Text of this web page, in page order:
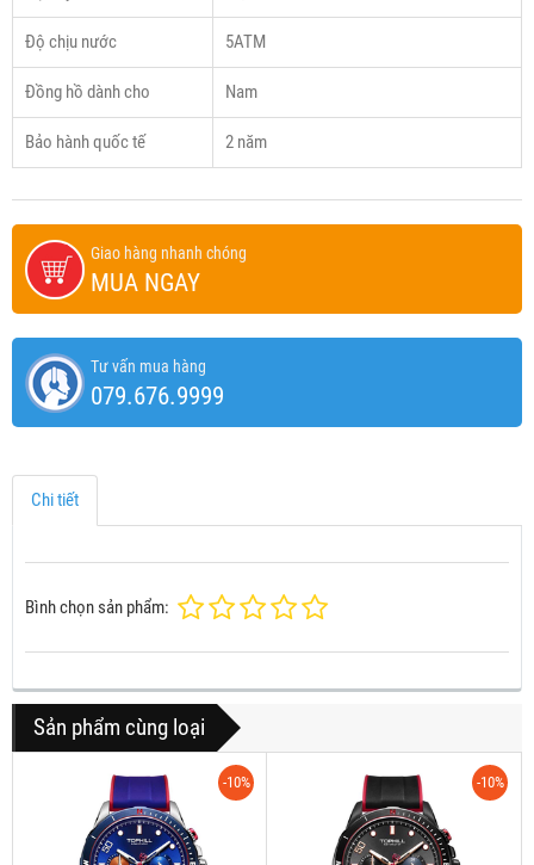
Độ chịu nước 5ATM
Đồng hồ dành cho Nam
Bảo hành quốc tế 2 năm
Giao hàng nhanh chóng
MUA NGAY
Tư vấn mua hàng
079.676.9999
Chi tiết
Bình chọn sản phẩm:
Sản phẩm cùng loại
-10% -10%